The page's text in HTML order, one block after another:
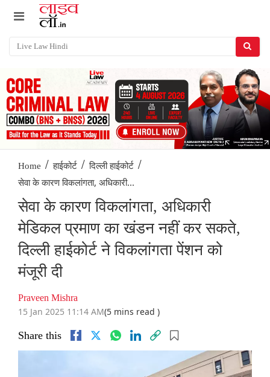
Home / हाईकोर्ट / दिल्ली हाईकोर्ट /
सेवा के कारण विकलांगता, अधिकारी...
सेवा के कारण विकलांगता, अधिकारी
मेडिकल प्रमाण का खंडन नहीं कर सकते,
दिल्ली हाईकोर्ट ने विकलांगता पेंशन को
मंजूरी दी
Praveen Mishra
15 Jan 2025 11:14 AM(5 mins read )
Share this